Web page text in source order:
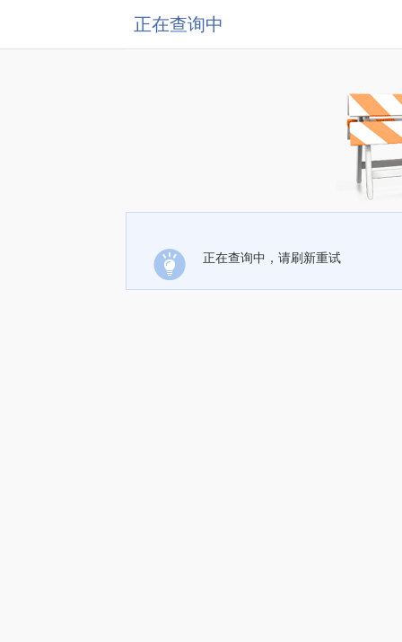
正在查询中
正在查询中，请刷新重试